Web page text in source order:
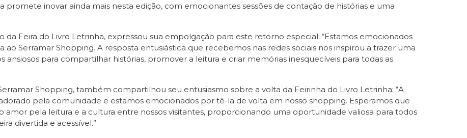
promete inovar ainda mais nesta edição, com emocionantes sessões de contação de histórias e uma
Feira do Livro Letrinha, expressou sua empolgação para este retorno especial: “Estamos emocionados
Serramar Shopping. A resposta entusiástica que recebemos nas redes sociais nos inspirou a trazer uma
ansiosos para compartilhar histórias, promover a leitura e criar memórias inesquecíveis para todas as
Shopping, também compartilhou seu entusiasmo sobre a volta da Feirinha do Livro Letrinha: “A
pela comunidade e estamos emocionados por tê-la de volta em nosso shopping. Esperamos que
amor pela leitura e a cultura entre nossos visitantes, proporcionando uma oportunidade valiosa para todos
divertida e acessível.”